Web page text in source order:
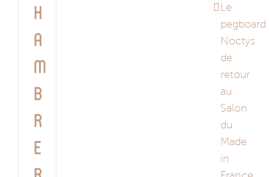
h
a
m
b
r
e
Le
pegboard
Noctys
de
retour
au
Salon
du
Made
in